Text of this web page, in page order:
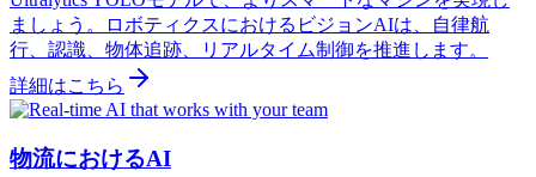
ましょう。ロボティクスにおけるビジョンAIは、自律航
行、認識、物体追跡、リアルタイム制御を推進します。
詳細はこちら
物流におけるAI